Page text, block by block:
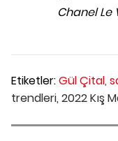
Chanel Le
Etiketler:Gül Çital,
trendleri, 2022 Kış